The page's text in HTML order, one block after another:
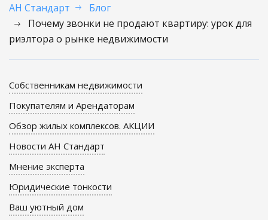
АН Стандарт
Блог
Почему звонки не продают квартиру: урок для
риэлтора о рынке недвижимости
Собственникам недвижимости
Покупателям и Арендаторам
Обзор жилых комплексов. АКЦИИ
Новости АН Стандарт
Мнение эксперта
Юридические тонкости
Ваш уютный дом